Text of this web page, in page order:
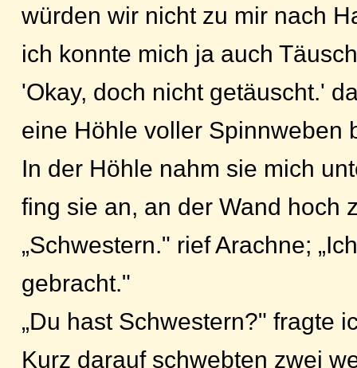
würden wir nicht zu mir nach
ich konnte mich ja auch
'Okay, doch nicht getäuscht.'
eine Höhle voller Spinnweben
In der Höhle nahm sie mich
fing sie an, an der Wand hoch
„Schwestern." rief Arachne;
gebracht."
„Du hast Schwestern?" fragte
Kurz darauf schwebten zwei